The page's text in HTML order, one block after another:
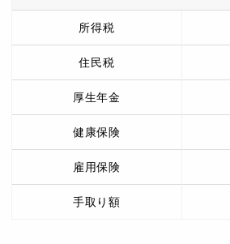
所得税
住民税
厚生年金
健康保険
雇用保険
手取り額